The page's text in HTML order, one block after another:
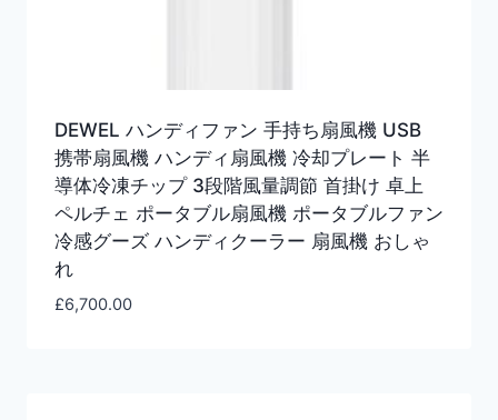
DEWEL ハンディファン 手持ち扇風機 USB
携帯扇風機 ハンディ扇風機 冷却プレート 半
導体冷凍チップ 3段階風量調節 首掛け 卓上
ペルチェ ポータブル扇風機 ポータブルファン
冷感グーズ ハンディクーラー 扇風機 おしゃ
れ
£6,700.00